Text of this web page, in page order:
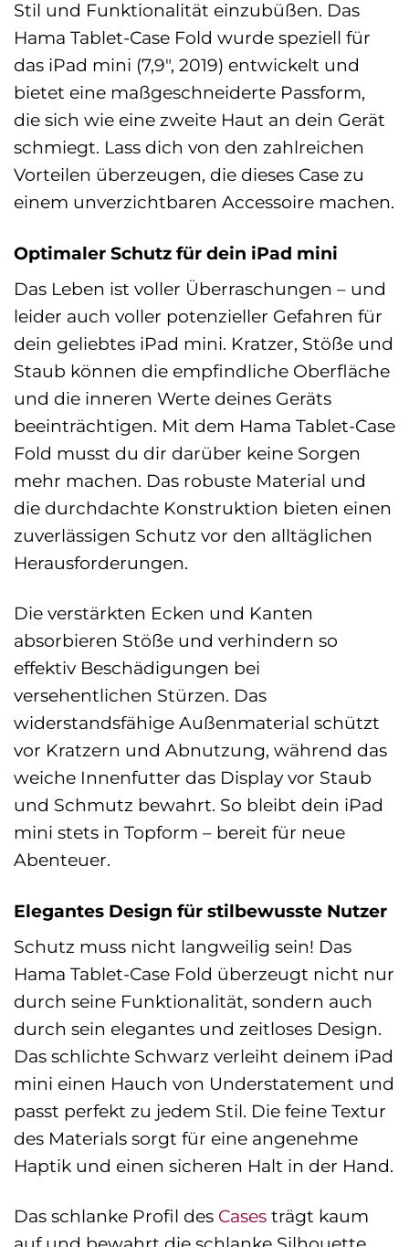
Stil und Funktionalität einzubüßen. Das
Hama Tablet-Case Fold wurde speziell für
das iPad mini (7,9″, 2019) entwickelt und
bietet eine maßgeschneiderte Passform,
die sich wie eine zweite Haut an dein Gerät
schmiegt. Lass dich von den zahlreichen
Vorteilen überzeugen, die dieses Case zu
einem unverzichtbaren Accessoire machen.
Optimaler Schutz für dein iPad mini
Das Leben ist voller Überraschungen – und
leider auch voller potenzieller Gefahren für
dein geliebtes iPad mini. Kratzer, Stöße und
Staub können die empfindliche Oberfläche
und die inneren Werte deines Geräts
beeinträchtigen. Mit dem Hama Tablet-Case
Fold musst du dir darüber keine Sorgen
mehr machen. Das robuste Material und
die durchdachte Konstruktion bieten einen
zuverlässigen Schutz vor den alltäglichen
Herausforderungen.
Die verstärkten Ecken und Kanten
absorbieren Stöße und verhindern so
effektiv Beschädigungen bei
versehentlichen Stürzen. Das
widerstandsfähige Außenmaterial schützt
vor Kratzern und Abnutzung, während das
weiche Innenfutter das Display vor Staub
und Schmutz bewahrt. So bleibt dein iPad
mini stets in Topform – bereit für neue
Abenteuer.
Elegantes Design für stilbewusste Nutzer
Schutz muss nicht langweilig sein! Das
Hama Tablet-Case Fold überzeugt nicht nur
durch seine Funktionalität, sondern auch
durch sein elegantes und zeitloses Design.
Das schlichte Schwarz verleiht deinem iPad
mini einen Hauch von Understatement und
passt perfekt zu jedem Stil. Die feine Textur
des Materials sorgt für eine angenehme
Haptik und einen sicheren Halt in der Hand.
Das schlanke Profil des Cases trägt kaum